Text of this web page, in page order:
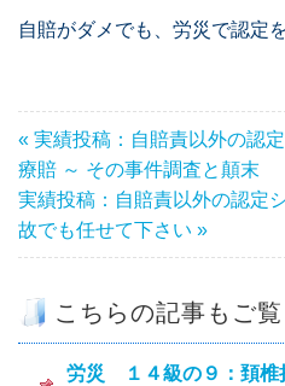
自賠がダメでも、労災で認定
« 実績投稿：自賠責以外の認
療賠 ～ その事件調査と顛末
実績投稿：自賠責以外の認定
故でも任せて下さい »
こちらの記事もご覧
労災 １４級の９：頚椎